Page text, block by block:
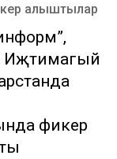
алыштылар
Иҗтимагый
фикер